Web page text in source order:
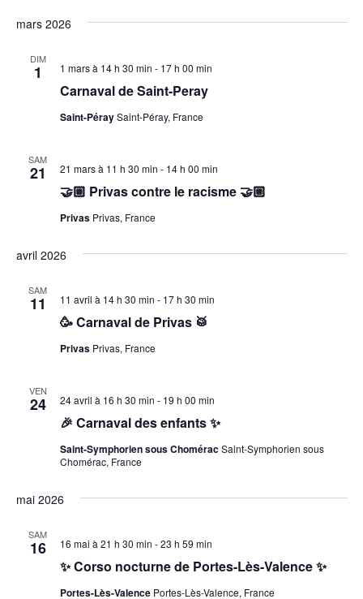
mars 2026
DIM
1
Carnaval de Saint-Peray
1 mars à 14 h 30 min - 17 h 00 min
Saint-PéraySaint-Péray, France
SAM
21
🤝🏼 Privas contre le racisme 🤝🏼
21 mars à 11 h 30 min - 14 h 00 min
Privas Privas, France
avril 2026
SAM
11
🥳 Carnaval de Privas 🥁
11 avril à 14 h 30 min - 17 h 30 min
Privas Privas, France
VEN
24
🎉 Carnaval des enfants ✨️
24 avril à 16 h 30 min - 19 h 00 min
Saint-Symphorien sous ChoméracSaint-Symphorien sous
Chomérac, France
mai 2026
SAM
16
✨️ Corso nocturne de Portes-Lès-Valence ✨️
16 mai à 21 h 30 min -23 h 59 min
Portes-Lès-Valence Portes-Lès-Valence, France